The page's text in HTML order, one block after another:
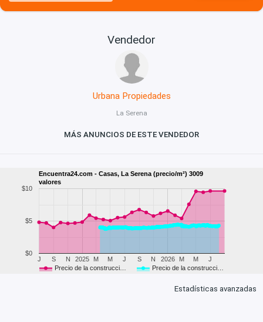
Vendedor
Urbana Propiedades
La Serena
MÁS ANUNCIOS DE ESTE VENDEDOR
Encuentra24.com - Casas, La Serena (precio/m²) 3009
valores
Precio de la construcci… Precio de la construcci…
2025 2026
J S N M M J S N M M J
$0
$5
$10
Estadísticas avanzadas